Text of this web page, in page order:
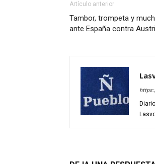
Artículo anterior
Tambor, trompeta y
ante España contra